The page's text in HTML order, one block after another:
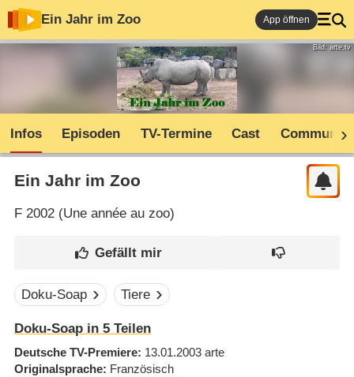
Ein Jahr im Zoo App öffnen
Bild: arte.tv
Infos Episoden TV-Termine Cast Community
Ein Jahr im Zoo
F2002 (Une année au zoo)
Doku-Soap Tiere
Doku-Soap in 5 Teilen
Deutsche TV-Premiere 13.01.2003 arte
Originalsprache Französisch